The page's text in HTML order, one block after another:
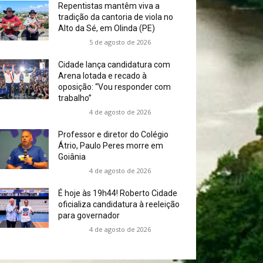
Repentistas mantêm viva a
tradição da cantoria de viola no
Alto da Sé, em Olinda (PE)
5 de agosto de 2026
Cidade lança candidatura com
Arena lotada e recado à
oposição: “Vou responder com
trabalho”
4 de agosto de 2026
Professor e diretor do Colégio
Átrio, Paulo Peres morre em
Goiânia
4 de agosto de 2026
É hoje às 19h44! Roberto Cidade
oficializa candidatura à reeleição
para governador
4 de agosto de 2026